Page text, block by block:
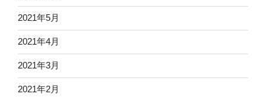
2021年5月
2021年4月
2021年3月
2021年2月